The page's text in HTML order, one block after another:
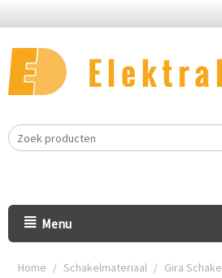
Menu
Home / Schakelmateriaal / Gira